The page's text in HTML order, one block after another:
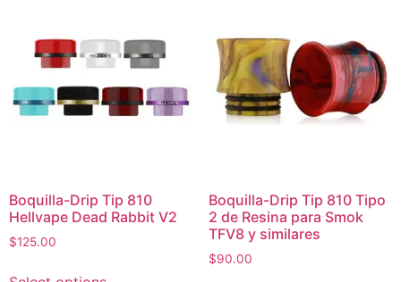
Boquilla-Drip Tip 810
Hellvape Dead Rabbit V2
$125.00
Boquilla-Drip Tip 810 Tipo
2 de Resina para Smok
TFV8 y similares
$90.00